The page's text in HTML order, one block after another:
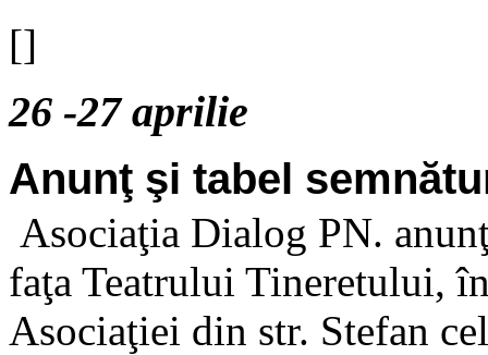
[]
26 -27 aprilie
Anunţ şi tabel
Asociaţia Dialog PN.
faţa Teatrului Tineretului,
Asociaţiei din str. Stefan